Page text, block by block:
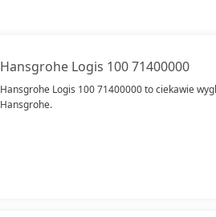
Hansgrohe Logis 100 71400000
Hansgrohe Logis 100 71400000 to ciekawie
Hansgrohe.